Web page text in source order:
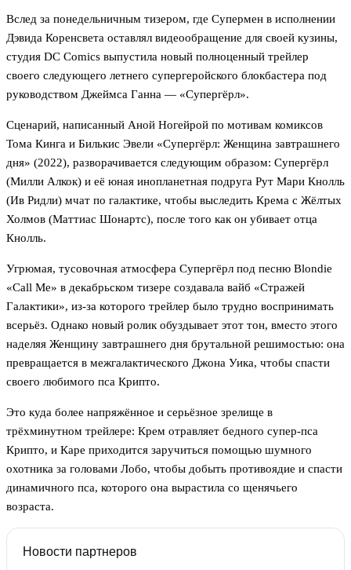
Вслед за понедельничным тизером, где Супермен в исполнении
Дэвида Коренсвета оставлял видеообращение для своей кузины,
студия DC Comics выпустила новый полноценный трейлер
своего следующего летнего супергеройского блокбастера под
руководством Джеймса Ганна — «Супергёрл».
Сценарий, написанный Аной Ногейрой по мотивам комиксов
Тома Кинга и Билькис Эвели «Супергёрл: Женщина завтрашнего
дня» (2022), разворачивается следующим образом: Супергёрл
(Милли Алкок) и её юная инопланетная подруга Рут Мари Кнолль
(Ив Ридли) мчат по галактике, чтобы выследить Крема с Жёлтых
Холмов (Маттиас Шонартс), после того как он убивает отца
Кнолль.
Угрюмая, тусовочная атмосфера Супергёрл под песню Blondie
«Call Me» в декабрьском тизере создавала вайб «Стражей
Галактики», из-за которого трейлер было трудно воспринимать
всерьёз. Однако новый ролик обуздывает этот тон, вместо этого
наделяя Женщину завтрашнего дня брутальной решимостью: она
превращается в межгалактического Джона Уика, чтобы спасти
своего любимого пса Крипто.
Это куда более напряжённое и серьёзное зрелище в
трёхминутном трейлере: Крем отравляет бедного супер-пса
Крипто, и Каре приходится заручиться помощью шумного
охотника за головами Лобо, чтобы добыть противоядие и спасти
динамичного пса, которого она вырастила со щенячьего
возраста.
Новости партнеров